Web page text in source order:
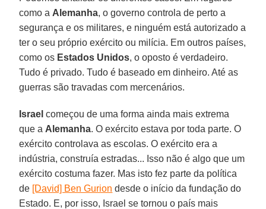
como a Alemanha, o governo controla de perto a
segurança e os militares, e ninguém está autorizado a
ter o seu próprio exército ou milícia. Em outros países,
como os Estados Unidos, o oposto é verdadeiro.
Tudo é privado. Tudo é baseado em dinheiro. Até as
guerras são travadas com mercenários.
Israel começou de uma forma ainda mais extrema
que a Alemanha. O exército estava por toda parte. O
exército controlava as escolas. O exército era a
indústria, construía estradas... Isso não é algo que um
exército costuma fazer. Mas isto fez parte da política
de [David] Ben Gurion desde o início da fundação do
Estado. E, por isso, Israel se tornou o país mais